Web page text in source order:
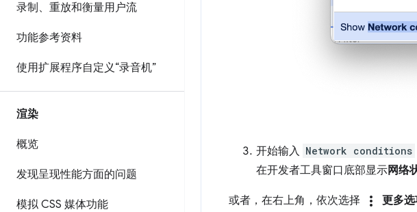
录制、重放和衡量用户流
功能参考资料
使用扩展程序自定义“录音机”
渲染
概览
发现呈现性能方面的问题
模拟 CSS 媒体功能
开始输入 Network conditions
在开发者工具窗口底部显示网络
或者，在右上角，依次选择 more_vert 更多